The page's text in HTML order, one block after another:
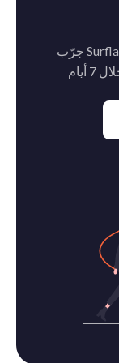
جرّب Surflare VPN بدون أي مخاطرة. إذا لم تكن